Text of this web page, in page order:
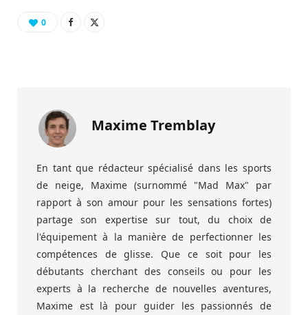
0
Maxime Tremblay
En tant que rédacteur spécialisé dans les sports
de neige, Maxime (surnommé "Mad Max" par
rapport à son amour pour les sensations fortes)
partage son expertise sur tout, du choix de
l'équipement à la manière de perfectionner les
compétences de glisse. Que ce soit pour les
débutants cherchant des conseils ou pour les
experts à la recherche de nouvelles aventures,
Maxime est là pour guider les passionnés de